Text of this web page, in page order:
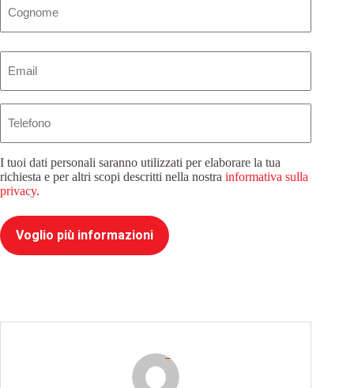
I tuoi dati personali saranno utilizzati per elaborare la tua
richiesta e per altri scopi descritti nella nostra informativa sulla
privacy.
Voglio più informazioni